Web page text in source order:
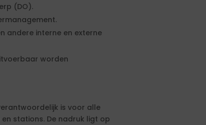
(DO).
andere interne en externe
worden
is voor alle
stations. De nadruk ligt op